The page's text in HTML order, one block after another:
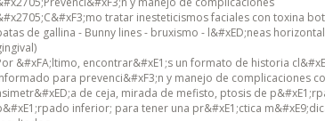
tratar inesteticismos faciales con toxina
de gallina - Bunny lines - bruxismo - l&#xED;neas
&#xFA;ltimo, encontrar&#xE1;s un formato de historia
para prevenci&#xF3;n y manejo de complicaciones
de ceja, mirada de mefisto, ptosis de
inferior; para tener una pr&#xE1;ctica